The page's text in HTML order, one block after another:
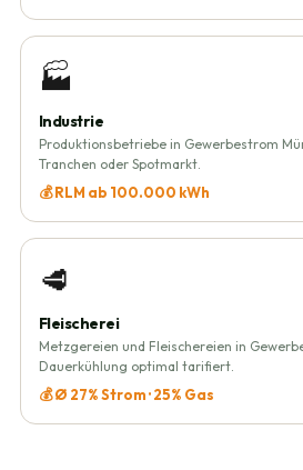
🏭
Industrie
Produktionsbetriebe in Gewerbestrom
Tranchen oder Spotmarkt.
💰 RLM ab 100.000 kWh
🥩
Fleischerei
Metzgereien und Fleischereien in
Dauerkühlung optimal tarifiert.
💰 Ø 27% Strom · 25% Gas